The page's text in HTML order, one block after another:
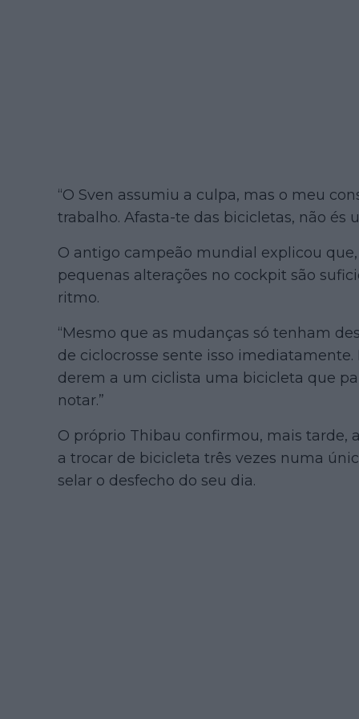
“O Sven assumiu a culpa, mas o meu
trabalho. Afasta-te das bicicletas, não és
O antigo campeão mundial explicou
pequenas alterações no cockpit são
ritmo.
“Mesmo que as mudanças só tenham
de ciclocrosse sente isso
derem a um ciclista uma bicicleta que
notar.”
O próprio Thibau confirmou, mais tarde,
a trocar de bicicleta três vezes numa
selar o desfecho do seu dia.